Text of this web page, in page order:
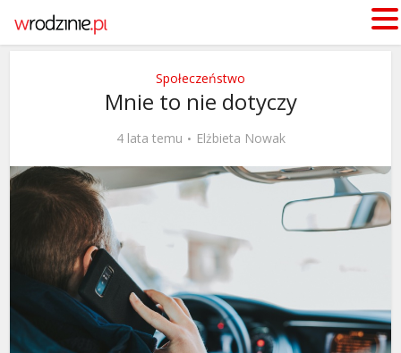
Społeczeństwo
Mnie to nie dotyczy
4 lata temu Elżbieta Nowak